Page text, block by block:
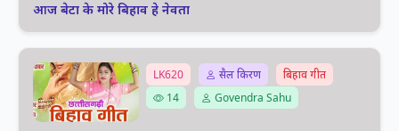
आज बेटा के मोरे बिहाव हे नेवता
LK620 सैल किरण
बिहाव गीत
14
Govendra Sahu